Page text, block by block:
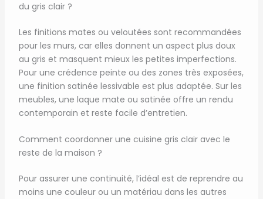
du gris clair ?
Les finitions mates ou veloutées sont recommandées
pour les murs, car elles donnent un aspect plus doux
au gris et masquent mieux les petites imperfections.
Pour une crédence peinte ou des zones très exposées,
une finition satinée lessivable est plus adaptée. Sur les
meubles, une laque mate ou satinée offre un rendu
contemporain et reste facile d’entretien.
Comment coordonner une cuisine gris clair avec le
reste de la maison ?
Pour assurer une continuité, l’idéal est de reprendre au
moins une couleur ou un matériau dans les autres